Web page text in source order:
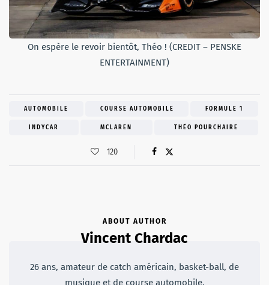
On espère le revoir bientôt, Théo ! (CREDIT – PENSKE
ENTERTAINMENT)
AUTOMOBILE COURSE AUTOMOBILE FORMULE 1
INDYCAR MCLAREN THÉO POURCHAIRE
120
ABOUT AUTHOR
Vincent Chardac
26 ans, amateur de catch américain, basket-ball, de
musique et de course automobile.